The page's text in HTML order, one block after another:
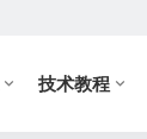
技术教程